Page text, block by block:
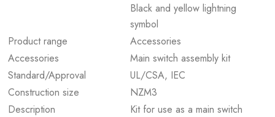
Black and yellow lightning
symbol
Product range
Accessories
Accessories
Main switch assembly kit
Standard/Approval
UL/CSA, IEC
Construction size
NZM3
Description
Kit for use as a main switch